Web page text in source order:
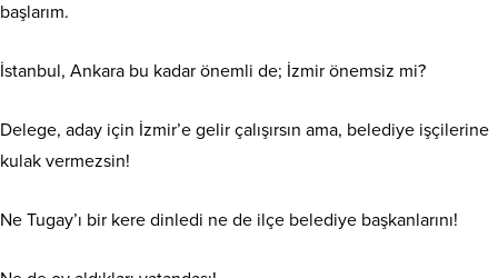
başlarım.
İstanbul, Ankara bu kadar önemli de; İzmir önemsiz mi?
Delege, aday için İzmir’e gelir çalışırsın ama, belediye işçilerine
kulak vermezsin!
Ne Tugay’ı bir kere dinledi ne de ilçe belediye başkanlarını!